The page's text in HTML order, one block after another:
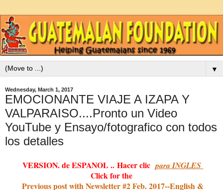
▼
Wednesday, March 1, 2017
EMOCIONANTE VIAJE A IZAPA Y
VALPARAISO....Pronto un Video
YouTube y Ensayo/fotografico con todos
los detalles
VERSION. de ESPANOL .. Hacer clic para INGLES
Click for the
Previous post with Newsletter #2 Feb. 2017--English &